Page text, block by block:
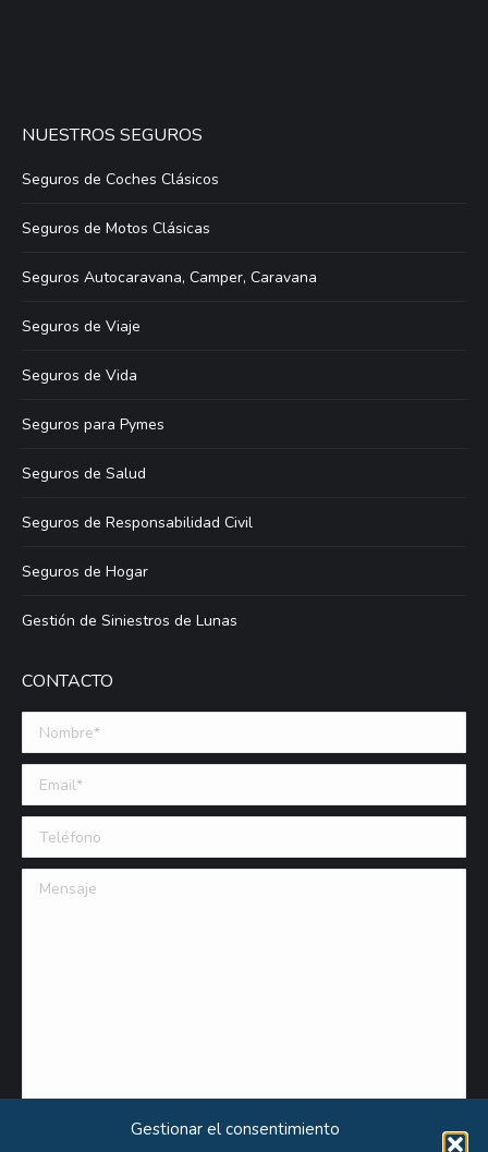
Gestionar el consentimiento
NUESTROS SEGUROS
Seguros de Coches Clásicos
Seguros de Motos Clásicas
Seguros Autocaravana, Camper, Caravana
Seguros de Viaje
Seguros de Vida
Seguros para Pymes
Seguros de Salud
Seguros de Responsabilidad Civil
Seguros de Hogar
Gestión de Siniestros de Lunas
CONTACTO
Nombre *
Email (requerido)
Teléfono
Mensaje